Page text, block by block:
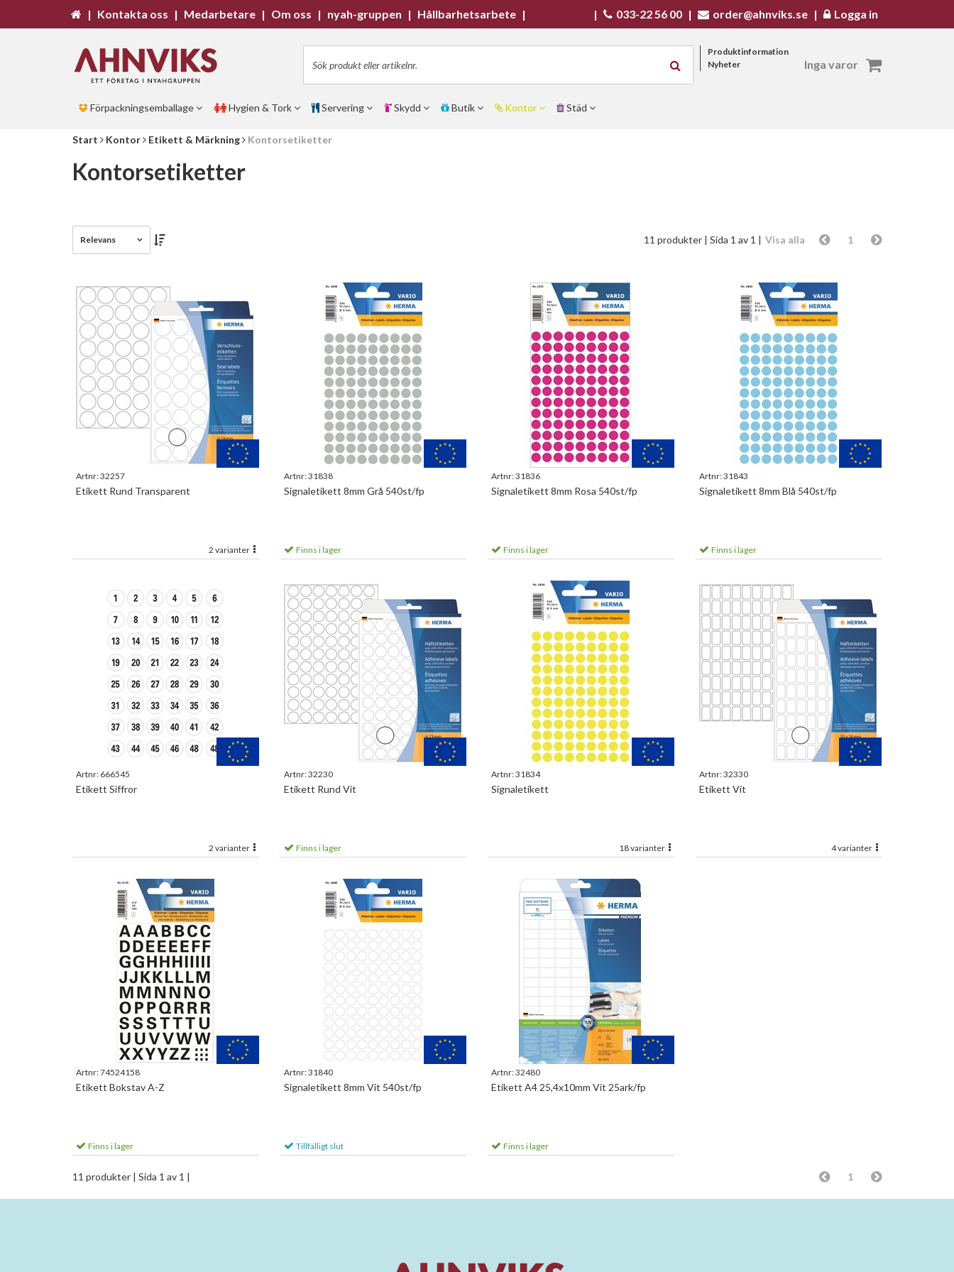
Start Kontor Etikett & Märkning Kontorsetiketter
Kontorsetiketter
Relevans 1
Visa alla
11 produkter | Sida 1 av 1 |
Artnr:32257
Etikett Rund Transparent
2 varianter
Artnr:31838
Signaletikett 8mm Grå 540st/fp
Finns i lager
Artnr:31836
Signaletikett 8mm Rosa 540st/fp
Finns i lager
Artnr:31843
Signaletikett 8mm Blå 540st/fp
Finns i lager
Artnr: 666545
Etikett Siffror
2 varianter
Artnr:32230
Etikett Rund Vit
Finns i lager
Artnr:31834
Signaletikett
18 varianter
Artnr:32330
Etikett Vit
4 varianter
Artnr:74524158
Etikett Bokstav A-Z
Finns i lager
Artnr:31840
Signaletikett 8mm Vit 540st/fp
Tillfälligt slut
Artnr:32480
Etikett A4 25,4x10mm Vit 25ark/fp
Finns i lager
11 produkter | Sida 1 av 1 | 1
| Kontakta oss | Medarbetare | Om oss | nyah-gruppen | Hållbarhetsarbete | | 033-22 56 00 | order@ahnviks.se | Logga in
Produktinformation
Nyheter
Inga varor
Förpackningsemballage Hygien & Tork Servering Skydd Butik Kontor Städ